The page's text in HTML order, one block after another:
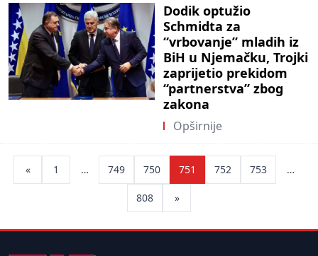
Dodik optužio
Schmidta za
“vrbovanje” mladih iz
BiH u Njemačku, Trojki
zaprijetio prekidom
“partnerstva” zbog
zakona
Opširnije
pagination
« 1 … 749 750 751 752 753 …
808 »